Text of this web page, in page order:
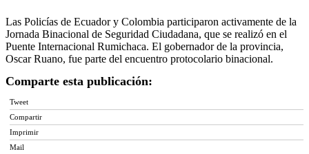
Las Policías de Ecuador y Colombia participaron activamente de la
Jornada Binacional de Seguridad Ciudadana, que se realizó en el
Puente Internacional Rumichaca. El gobernador de la provincia,
Oscar Ruano, fue parte del encuentro protocolario binacional.
Comparte esta publicación:
Tweet
Compartir
Imprimir
Mail